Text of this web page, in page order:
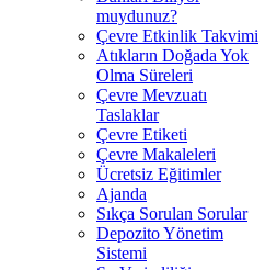
muydunuz?
Çevre Etkinlik Takvimi
Atıkların Doğada Yok
Olma Süreleri
Çevre Mevzuatı
Taslaklar
Çevre Etiketi
Çevre Makaleleri
Ücretsiz Eğitimler
Ajanda
Sıkça Sorulan Sorular
Depozito Yönetim
Sistemi